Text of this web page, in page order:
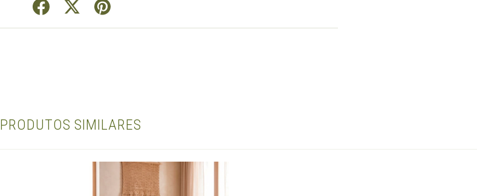
PRODUTOS SIMILARES